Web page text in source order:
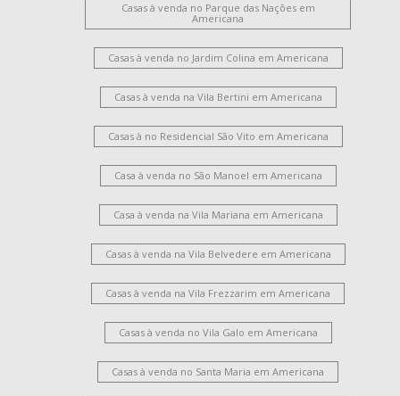
Casas à venda no Parque das Nações em
Americana
Casas à venda no Jardim Colina em Americana
Casas à venda na Vila Bertini em Americana
Casas à no Residencial São Vito em Americana
Casa à venda no São Manoel em Americana
Casa à venda na Vila Mariana em Americana
Casas à venda na Vila Belvedere em Americana
Casas à venda na Vila Frezzarim em Americana
Casas à venda no Vila Galo em Americana
Casas à venda no Santa Maria em Americana